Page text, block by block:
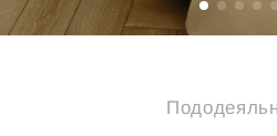
ПОДАРОЧНАЯ КАРТА